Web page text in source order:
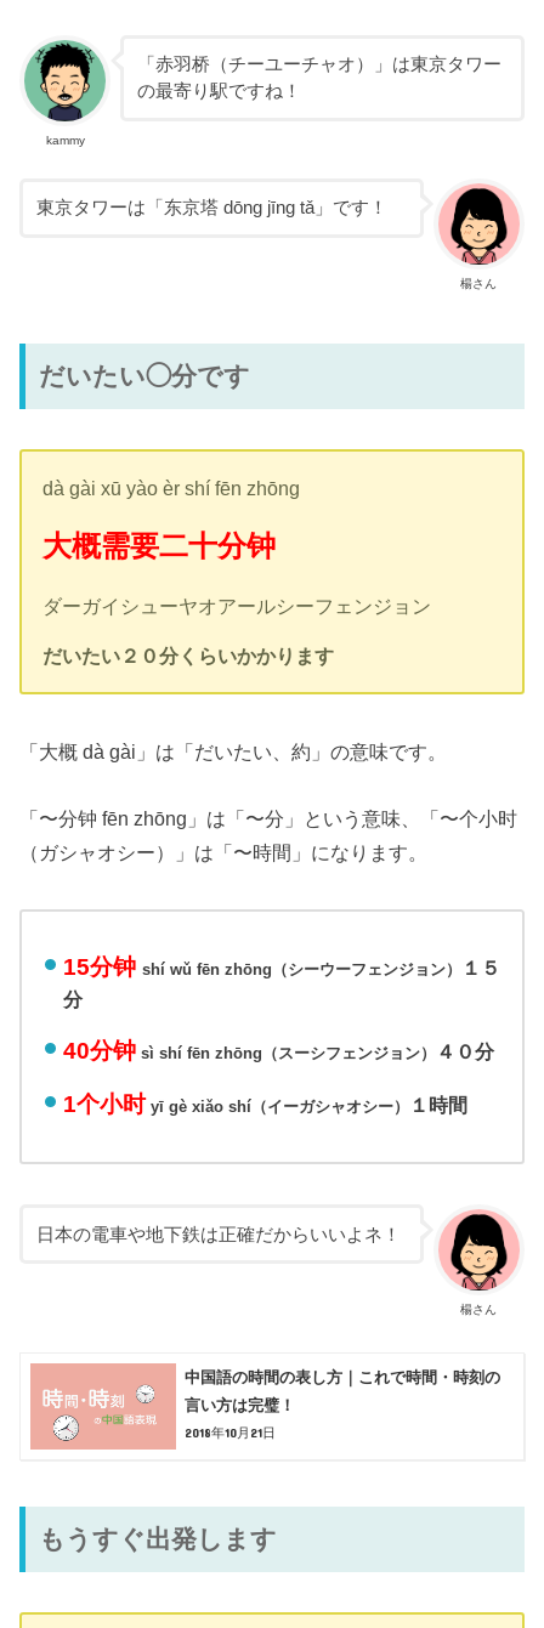
kammy
「赤羽桥（チーユーチャオ）」は東京タワー
の最寄り駅ですね！
楊さん
東京タワーは「东京塔 dōng jīng tǎ」です！
だいたい◯分です
dà gài xū yào èr shí fēn zhōng
大概需要二十分钟
ダーガイシューヤオアールシーフェンジョン
だいたい２０分くらいかかります
「大概 dà gài」は「だいたい、約」の意味です。
「〜分钟 fēn zhōng」は「〜分」という意味、「〜个小时
（ガシャオシー）」は「〜時間」になります。
15分钟 shí wǔ fēn zhōng（シーウーフェンジョン）
１５
分
40分钟 sì shí fēn zhōng（スーシフェンジョン） ４０分
1个小时 yī gè xiǎo shí（イーガシャオシー） １時間
楊さん
日本の電車や地下鉄は正確だからいいよネ！
中国語の時間の表し方｜これで時間・時刻の
言い方は完璧！
2018年10月21日
もうすぐ出発します